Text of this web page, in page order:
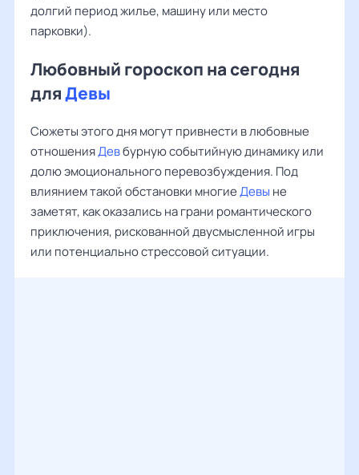
долгий период жилье, машину или место
парковки).
Любовный гороскоп на сегодня
дляДевы
Сюжеты этого дня могут привнести в любовные
отношенияДевбурную событийную динамику или
долю эмоционального перевозбуждения. Под
влиянием такой обстановки многиеДевы не
заметят, как оказались на грани романтического
приключения, рискованной двусмысленной игры
или потенциально стрессовой ситуации.